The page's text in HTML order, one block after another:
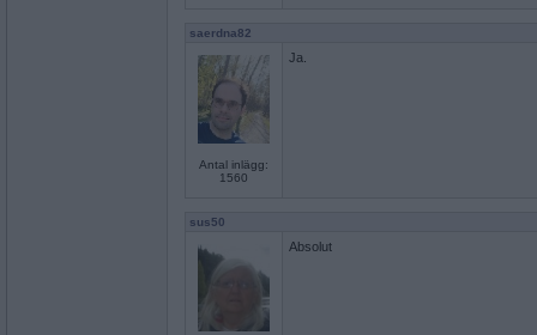
saerdna82
Antal inlägg:
1560
Ja.
sus50
Absolut